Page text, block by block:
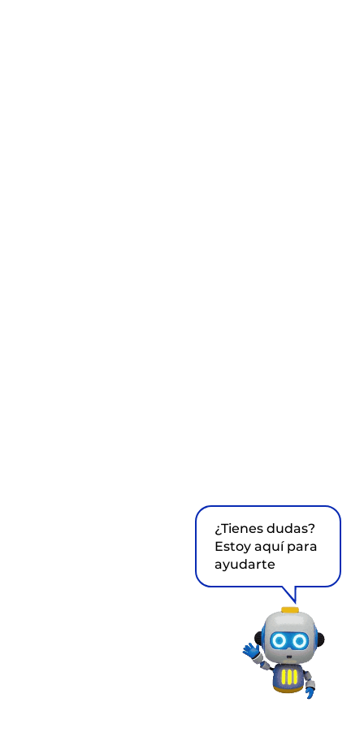
¿Tienes dudas?
Estoy aquí para
ayudarte